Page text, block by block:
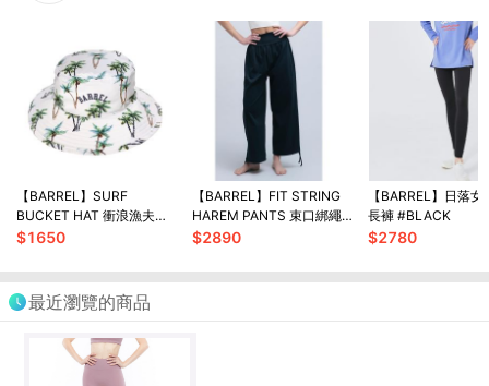
【BARREL】SURF
BUCKET HAT 衝浪漁夫帽
#GREEN PALM
$1650
【BARREL】FIT STRING
HAREM PANTS 束口綁繩
哈倫褲 #BLACK
$2890
【BARREL】日落
長褲 #BLACK
$2780
最近瀏覽的商品